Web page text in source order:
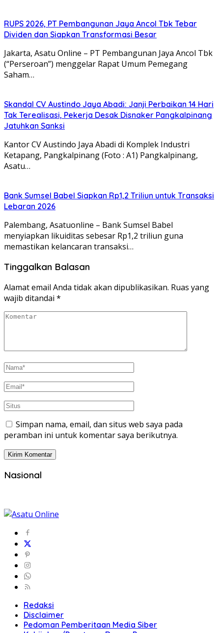
RUPS 2026, PT Pembangunan Jaya Ancol Tbk Tebar
Dividen dan Siapkan Transformasi Besar
Jakarta, Asatu Online – PT Pembangunan Jaya Ancol Tbk
(“Perseroan”) menggelar Rapat Umum Pemegang
Saham…
Skandal CV Austindo Jaya Abadi: Janji Perbaikan 14 Hari
Tak Terealisasi, Pekerja Desak Disnaker Pangkalpinang
Jatuhkan Sanksi
Kantor CV Austindo Jaya Abadi di Komplek Industri
Ketapang, Pangkalpinang (Foto : A1) Pangkalpinang,
Asatu…
Bank Sumsel Babel Siapkan Rp1,2 Triliun untuk Transaksi
Lebaran 2026
Palembang, Asatuonline – Bank Sumsel Babel
menyiapkan likuiditas sebesar Rp1,2 triliun guna
memastikan kelancaran transaksi…
Tinggalkan Balasan
Alamat email Anda tidak akan dipublikasikan. Ruas yang
wajib ditandai *
Simpan nama, email, dan situs web saya pada
peramban ini untuk komentar saya berikutnya.
Nasional
Redaksi
Disclaimer
Pedoman Pemberitaan Media Siber